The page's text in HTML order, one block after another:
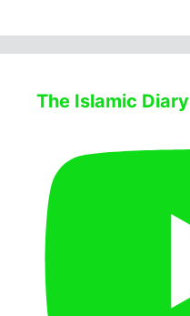
The Islamic Diary